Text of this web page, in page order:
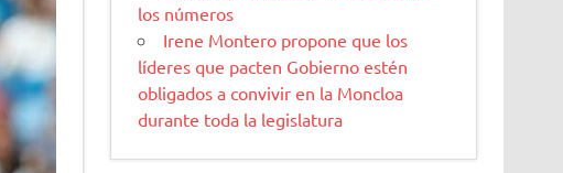
los números
Irene Montero propone que los
líderes que pacten Gobierno estén
obligados a convivir en la Moncloa
durante toda la legislatura